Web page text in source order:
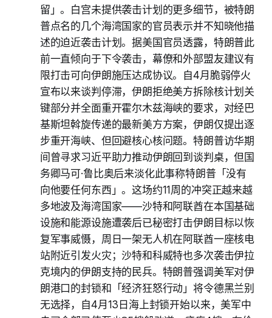
留」。白宫未提供袭击计划的更多细节，被特朗
普点名的几个海湾国家的官员表示并不知晓他描
述的迫近袭击计划。据美国官员透露，特朗普此
前一直倾向于下令袭击，幕僚和外部盟友建议有
限打击可向伊朗施压达成协议。自4月脆弱停火
宣布以来谈判停滞，伊朗拒绝美方拆除核计划关
键部分并全面重开霍尔木兹海峡的要求，对经巴
基斯坦斡旋传递的最新美方方案，伊朗仅提出逐
步重开海峡、但回避核心核问题。特朗普访华期
间曾寻求习近平助力推动伊朗回到谈判桌，但国
务卿马可·鲁比奥后来淡化此事称特朗普「没有
向他要任何东西」。这场约11周的冲突正越来越
多地波及海湾国家——沙特和阿联酋在本国基础
设施和能源设施遭袭后已秘密打击伊朗目标以恢
复军事威慑，周日一架无人机在阿联酋一座核电
站附近引发火灾；沙特和科威特也多次袭击伊拉
克境内的伊朗支持的民兵。特朗普强调美军对伊
朗港口的封锁和「经济狂怒行动」将令德黑兰别
无选择，自4月13日海上封锁开始以来，美军中